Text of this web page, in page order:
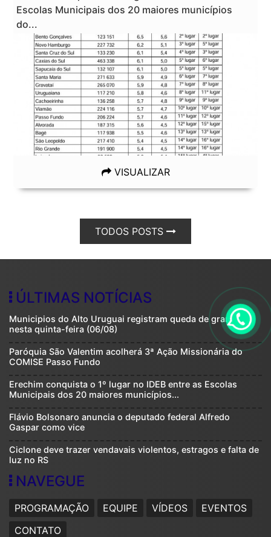
Escolas Municipais dos 20 maiores municípios
do...
VISUALIZAR
TODOS POSTS
ÚLTIMAS NOTÍCIAS
Municipios do Alto Uruguai registram queda de granizo
nesta quinta-feira (06/08)
Paróquia São Valentim acolherá 3ª Ação Missionária do
COMISE Passo Fundo
Erechim conquista o 1º lugar no IDEB entre as Escolas
Municipais dos 20 maiores municípios...
Flávio Bolsonaro anuncia o deputado federal Alfredo
Gaspar como vice
Ciclone deve trazer vendavais violentos, estragos e falta de
luz no RS
NAVEGUE
PROGRAMAÇÃO EQUIPE VÍDEOS
EVENTOS
CONTATO